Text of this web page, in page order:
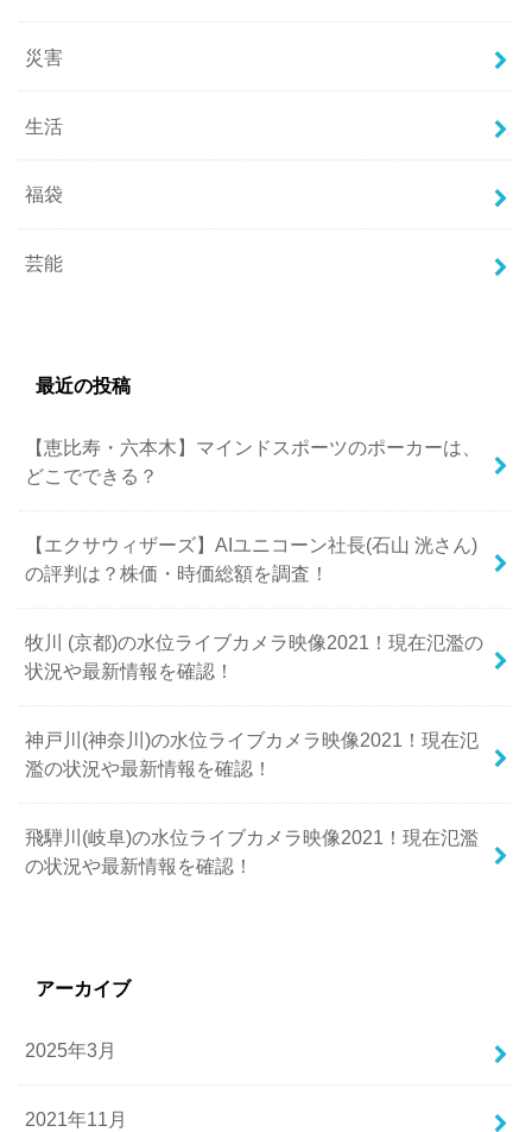
災害
生活
福袋
芸能
最近の投稿
【恵比寿・六本木】マインドスポーツのポーカーは、
どこでできる？
【エクサウィザーズ】AIユニコーン社長(石山 洸さん)
の評判は？株価・時価総額を調査！
牧川 (京都)の水位ライブカメラ映像2021！現在氾濫の
状況や最新情報を確認！
神戸川(神奈川)の水位ライブカメラ映像2021！現在氾
濫の状況や最新情報を確認！
飛騨川(岐阜)の水位ライブカメラ映像2021！現在氾濫
の状況や最新情報を確認！
アーカイブ
2025年3月
2021年11月